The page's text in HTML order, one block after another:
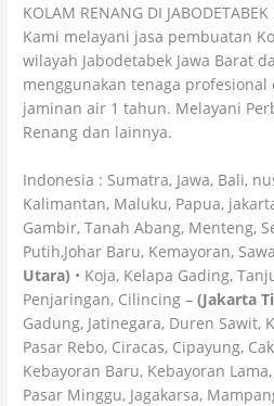
KOLAM RENANG DI
Kami melayani jasa pembuatan
wilayah Jabodetabek Jawa Barat
menggunakan tenaga
jaminan air 1 tahun. Melayani
Renang dan lainnya.
Indonesia : Sumatra, Jawa, Bali,
Kalimantan, Maluku, Papua,
Gambir, Tanah Abang, Menteng,
Putih,Johar Baru, Kemayoran,
Utara) • Koja, Kelapa Gading,
Penjaringan, Cilincing –(Jakarta
Gadung, Jatinegara, Duren Sawit,
Pasar Rebo, Ciracas, Cipayung,
Kebayoran Baru, Kebayoran
Pasar Minggu, Jagakarsa,